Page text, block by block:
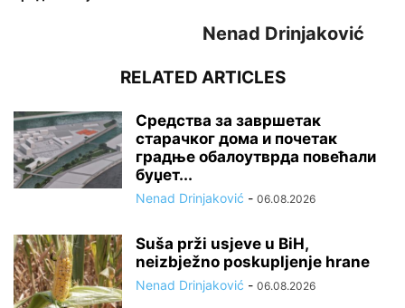
Nenad Drinjaković
RELATED ARTICLES
Средства за завршетак
старачког дома и почетак
градње обалоутврда повећали
буџет...
Nenad Drinjaković - 06.08.2026
Suša prži usjeve u BiH,
neizbježno poskupljenje hrane
Nenad Drinjaković - 06.08.2026